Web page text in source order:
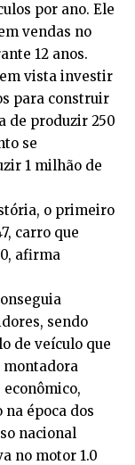
por ano. Ele
vendas no
12 anos.
vista investir
para construir
de produzir 250
se
1 milhão de
o primeiro
carro que
afirma
sendo
de veículo que
montadora
época dos
nacional
no motor 1.0